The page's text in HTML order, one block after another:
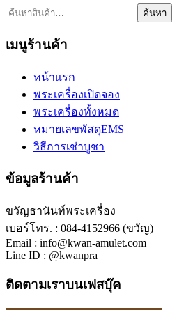
ค้นหา: ค้นหา
เมนูร้านค้า
หน้าแรก
พระเครื่องเปิดจอง
พระเครื่องทั้งหมด
หมายเลขพัสดุEMS
วิธีการเช่าบูชา
ข้อมูลร้านค้า
ขวัญธานันท์พระเครื่อง
เบอร์โทร. : 084-4152966 (ขวัญ)
Email : info@kwan-amulet.com
Line ID : @kwanpra
ติดตามเราบนเฟสบุ๊ค